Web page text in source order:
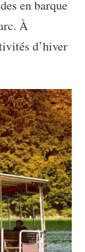
en barque
À
d’hiver